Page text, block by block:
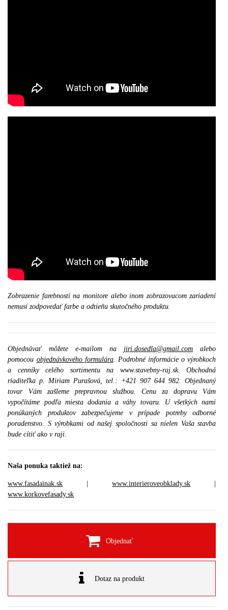
Zobrazenie farebnosti na monitore alebo inom zobrazovacom zariadení
nemusí zodpovedať farbe a odtieňu skutočného produktu.
Objednávať môžete e-mailom na jiri.dosedla@gmail.comalebo
pomocou objednávkového formulára. Podrobné informácie o výrobkoch
a cenníky celého sortimentu na www.stavebny-raj.sk. Obchodná
riaditeľka p. Miriam Purašová, tel.: +421 907 644 982. Objednaný
tovar Vám zašleme prepravnou službou. Cenu za dopravu Vám
vypočítáme podľa miesta dodania a váhy tovaru. U všetkých nami
ponúkaných produktov zabezpečujeme v prípade potreby odborné
poradenstvo. S výrobkami od našej spoločnosti sa nielen Vaša stavba
bude cítiť ako v raji.
Naša ponuka taktiež na:
www.fasadainak.sk |www.interieroveobklady.sk
www.korkovefasady.sk
Objednať
Dotaz na produkt